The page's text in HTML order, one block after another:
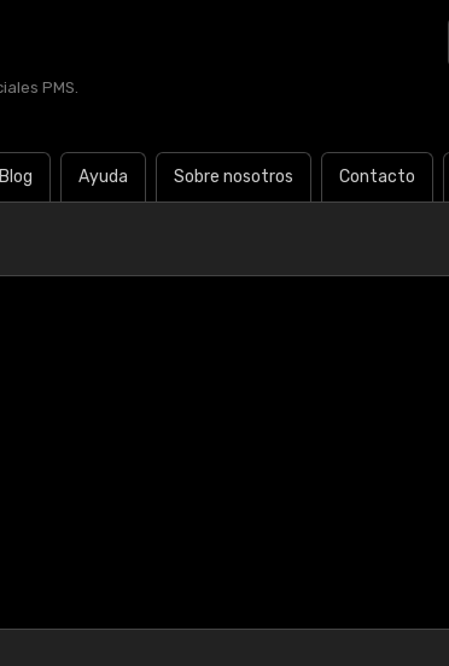
PMS.
Blog Ayuda Sobre nosotros Contacto